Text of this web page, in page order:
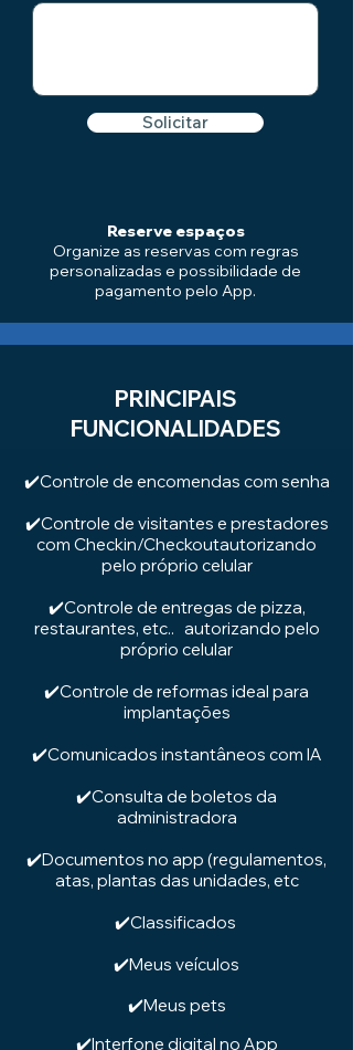
Solicitar
Reserve espaços
Organize as reservas com regras
personalizadas e possibilidade de
pagamento pelo App.
PRINCIPAIS
FUNCIONALIDADES
✔️Controle de encomendas com senha
✔️Controle de visitantes e prestadores
com Checkin/Checkoutautorizando
pelo próprio celular
✔️Controle de entregas de pizza,
restaurantes, etc.. autorizando pelo
próprio celular
✔️Controle de reformas ideal para
implantações
✔️Comunicados instantâneos com IA
✔️Consulta de boletos da
administradora
✔️Documentos no app (regulamentos,
atas, plantas das unidades, etc
✔️Classificados
✔️Meus veículos
✔️Meus pets
✔️Interfone digital no App